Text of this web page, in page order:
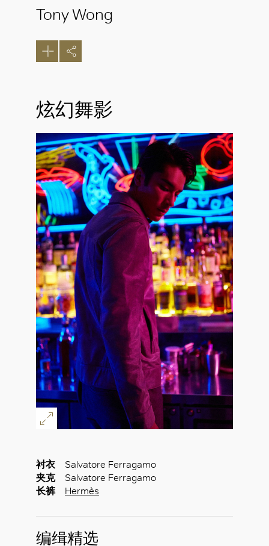
Tony Wong
炫幻舞影
衬衣 Salvatore Ferragamo
夹克Salvatore Ferragamo
长裤
Hermès
编缉精选